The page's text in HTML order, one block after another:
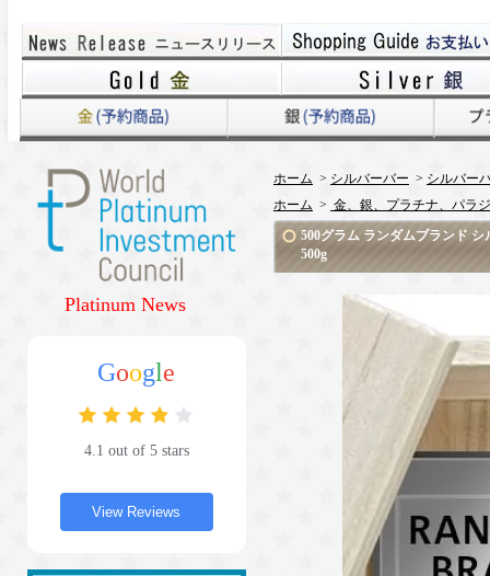
Platinum News
Google
4.1 out of 5 stars
View Reviews
ホーム > シルバーバー > シルバー
ホーム > 金、銀、プラチナ、パラ
500グラム ランダムブランド
500g